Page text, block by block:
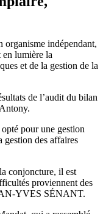
organisme indépendant,
en lumière la
et de la gestion de la
de l’audit du bilan
pour une gestion
gestion des affaires
conjoncture, il est
proviennent des
YVES SÉNANT.